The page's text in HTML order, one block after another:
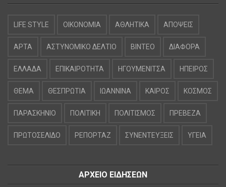
LIFE STYLE OIKONOMIA ΑΘΛΗΤΙΚΑ ΑΠΟΨΕΙΣ
ΑΡΤΑ ΑΣΤΥΝΟΜΙΚΟ ΔΕΛΤΙΟ ΒΙΝΤΕΟ ΔΙΑΦΟΡΑ
ΕΛΛΑΔΑ ΕΠΙΚΑΙΡΟΤΗΤΑ ΗΓΟΥΜΕΝΙΤΣΑ ΗΠΕΙΡΟΣ
ΘΕΜΑ ΘΕΣΠΡΩΤΙΑ ΙΩΑΝΝΙΝΑ ΚΑΙΡΟΣ ΚΟΣΜΟΣ
ΠΑΡΑΣΚΗΝΙΟ ΠΟΛΙΤΙΚΗ ΠΟΛΙΤΙΣΜΟΣ ΠΡΕΒΕΖΑ
ΠΡΩΤΟΣΕΛΙΔΟ ΡΕΠΟΡΤΑΖ ΣΥΝΕΝΤΕΥΞΕΙΣ ΥΓΕΙΑ
ΑΡΧΕΙΟ ΕΙΔΗΣΕΩΝ